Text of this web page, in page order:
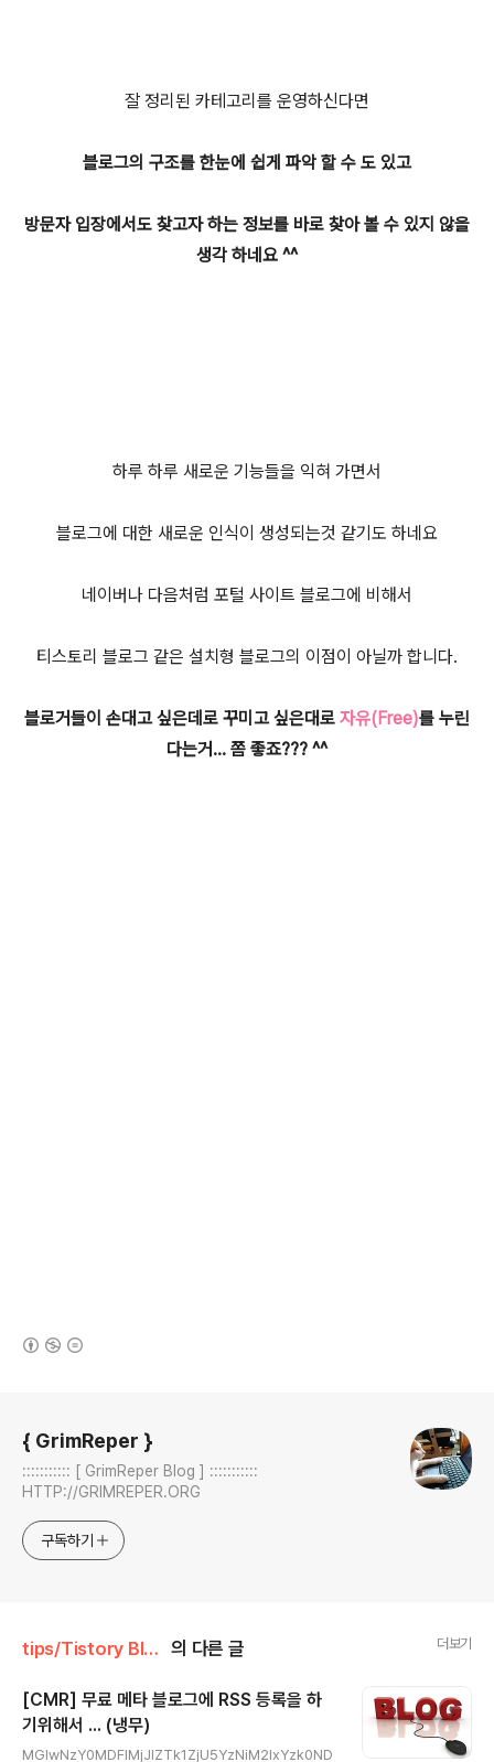
잘 정리된 카테고리를 운영하신다면
블로그의 구조를 한눈에 쉽게 파악 할 수 도 있고
방문자 입장에서도 찾고자 하는 정보를 바로 찾아 볼 수 있지 않을
생각 하네요 ^^
하루 하루 새로운 기능들을 익혀 가면서
블로그에 대한 새로운 인식이 생성되는것 같기도 하네요
네이버나 다음처럼 포털 사이트 블로그에 비해서
티스토리 블로그 같은 설치형 블로그의 이점이 아닐까 합니다.
블로거들이 손대고 싶은데로 꾸미고 싶은대로 자유(Free)를 누린
다는거... 쫌 좋죠??? ^^
{ GrimReper }
::::::::::: [ GrimReper Blog ] :::::::::::
HTTP://GRIMREPER.ORG
구독하기
tips/Tistory Blog 의 다른 글 더보기
[CMR] 무료 메타 블로그에 RSS 등록을 하
기위해서 ... (냉무)
MGIwNzY0MDFlMjJlZTk1ZjU5YzNiM2IxYzk0ND